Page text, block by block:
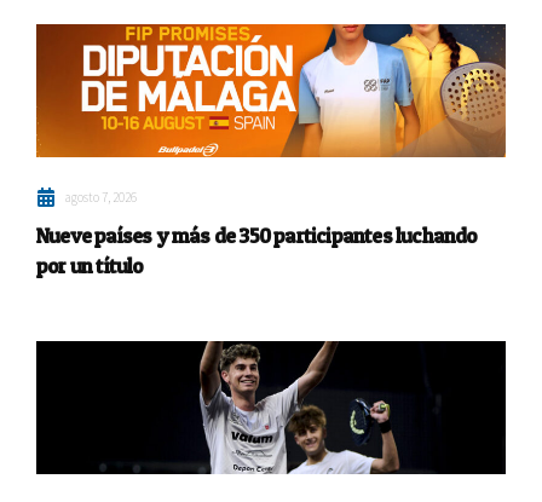
agosto 7, 2026
Nueve países y más de 350 participantes luchando
por un título